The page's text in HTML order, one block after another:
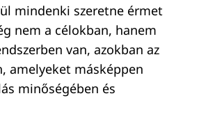
mindenki szeretne érmet
nem a célokban, hanem
van, azokban az
amelyeket másképpen
minőségében és